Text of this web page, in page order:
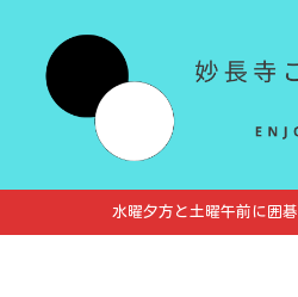
水曜夕方と土曜午前に囲